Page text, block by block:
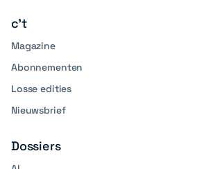
c't
Magazine
Abonnementen
Losse edities
Nieuwsbrief
Dossiers